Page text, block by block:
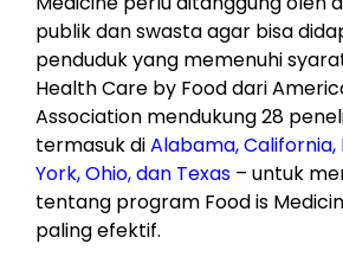
publik dan swasta agar bisa
penduduk yang memenuhi syarat
Health Care by Food dari
Association mendukung 28
termasuk diAlabama, California,
York, Ohio, dan Texas – untuk
tentang program Food is
paling efektif.